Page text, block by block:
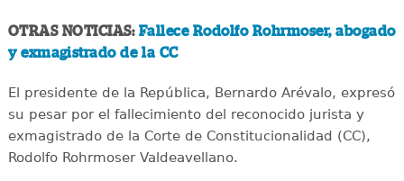
OTRAS NOTICIAS: Fallece Rodolfo Rohrmoser, abogado
y exmagistrado de la CC
El presidente de la República, Bernardo Arévalo, expresó
su pesar por el fallecimiento del reconocido jurista y
exmagistrado de la Corte de Constitucionalidad (CC),
Rodolfo Rohrmoser Valdeavellano.